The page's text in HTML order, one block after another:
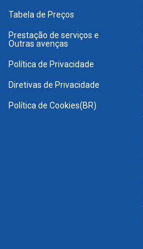
Tabela de Preços
Prestação de serviços e
Outras avenças
Política de Privacidade
Diretivas de Privacidade
Política de Cookies(BR)